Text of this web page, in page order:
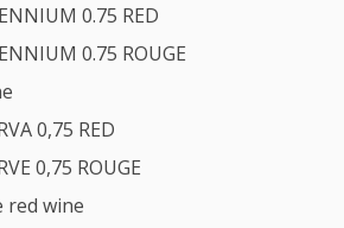
0.75 RED
0.75 ROUGE
0,75 RED
0,75 ROUGE
red wine